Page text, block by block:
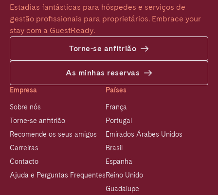
Estadias fantásticas para hóspedes e serviços de
gestão profissionais para proprietários. Embrace your
stay com a GuestReady.
Torne-se anfitrião
As minhas reservas
Empresa
Sobre nós
Torne-se anfitrião
Recomende os seus amigos
Carreiras
Contacto
Ajuda e Perguntas Frequentes
Países
França
Portugal
Emirados Árabes Unidos
Brasil
Espanha
Reino Unido
Guadalupe